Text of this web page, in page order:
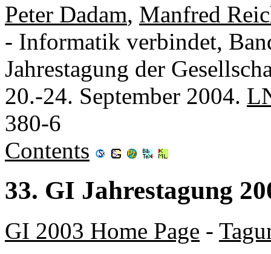
Peter Dadam, Manfred
- Informatik verbindet,
Jahrestagung der
20.-24. September 2004.
380-6
Contents
33. GI Jahrestagung
GI 2003 Home Page -